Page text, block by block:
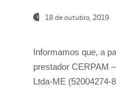
18 de outubro, 2019
Informamos que, a
prestador CERPAM
Ltda-ME (52004274-